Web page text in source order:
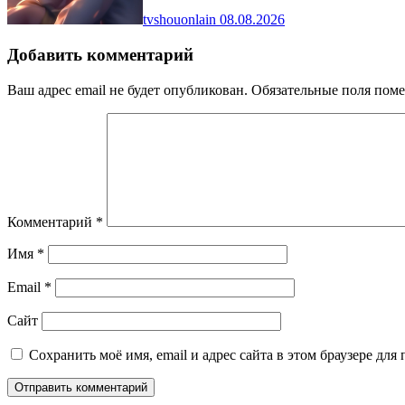
tvshouonlain 08.08.2026
Добавить комментарий
Ваш адрес email не будет опубликован. Обязательные поля
Комментарий *
Имя *
Email *
Сайт
Сохранить моё имя, email и адрес сайта в этом браузере